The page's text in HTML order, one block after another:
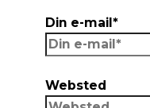
Din e-mail*
Websted